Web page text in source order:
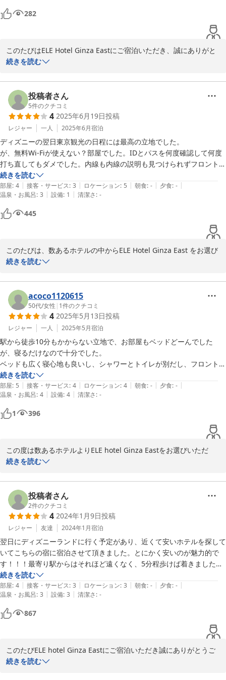
運営責任者
ＥＬＥ ｈｏｔｅｌ Ｇｉｎｚａ Ｅａｓｔ
282
このたびはELE Hotel Ginza Eastにご宿泊いただき、誠にありがと
うございます。
礼申し上げます。
この度は、お部屋からカビの匂いがするとのことで、お客様に大変
ご不快な思いをおかけしましたこと、心よりお詫び申し上げます。
お客様からいただきました指摘を清掃スタッフに共有いたし早急に
全客室の清掃および換気状況を再点検し、改善して参ります。
引き続き当館をご愛顧賜りますようお願い申し上げます。
ELE Hotel Ginza East
2025-08-28
続きを読む
投稿者さん
5件のクチコミ
4 2025年6月19日投稿
レジャー 一人 2025年6月宿泊
ディズニーの翌日東京観光の日程には最高の立地でした。
が、無料Wi-Fiが使えない？部屋でした。IDとパスを何度確認して何度
打ち直してもダメでした。内線も内線の説明も見つけられずフロントま
で戻る体力もなく、そのまま寝ました…
続きを読む
部屋: 4 | 接客・サービス: 3 | ロケーション: 5 | 朝食: - | 夕食: - |
温泉・お風呂: 3 | 設備: 1 | 清潔さ: -
445
このたびは、数あるホテルの中からELE Hotel Ginza East をお選び
いただき、誠にありがとうございます。
たこと、心よりお詫び申し上げます。
Wi-Fi接続に関するお問い合わせや、その他のお困りごとがござい
ました際には、代表電話にて承っております。また、お急ぎの場合
は、直接フロントまでお越しいただけましたら、早急に対応させて
いただきますので、ご遠慮なくお申し付けください。
引き続き当館をよろしくお願いいたします。
ELE Hotel Ginza East
運営責任者
2025-08-28
続きを読む
acoco1120615
50代/女性 | 1件のクチコミ
4 2025年5月13日投稿
レジャー 一人 2025年5月宿泊
駅から徒歩10分もかからない立地で、お部屋もベッドどーんでした
が、寝るだけなので十分でした。
ベッドも広く寝心地も良いし、シャワーとトイレが別だし、フロントで
寝巻きも借りられてあの宿泊料金なので、また利用したいと思います。
続きを読む
部屋: 5 | 接客・サービス: 4 | ロケーション: 4 | 朝食: - | 夕食: - |
温泉・お風呂: 4 | 設備: 4 | 清潔さ: -
1 396
この度は数あるホテルよりELE hotel Ginza Eastをお選びいただ
き、誠にありがとうございます。
「また利用したいと思います」とご投稿いただき嬉しい限りです。
これから宿泊を検討しているお客様宛にコマーシャルとなりまし
た。
皆様がぜひ参考にしていただけるかと思います。
次回お越しの際にも万全な体制でお出迎えできることをお約束いた
します。
またのご宿泊をスタッフ一同心よりお待ちしております。
ELE hotel Ginza East
運営責任者
2025-05-14
続きを読む
投稿者さん
2件のクチコミ
4 2024年1月9日投稿
レジャー 友達 2024年1月宿泊
翌日にディズニーランドに行く予定があり、近くて安いホテルを探して
いてこちらの宿に宿泊させて頂きました。とにかく安いのが魅力的で
す！！！最寄り駅からはそれほど遠くなく、5分程歩けば着きました。
ディズニーにも30分あれば余裕で着くことが出来ました。チェックイ
ンは受付の外国の方にして頂きましたが、急なチェックイン時間の変更
(電話しました)にも快く対応して頂き有難かったです。チェックアウト
もカードキーを箱に入れる形なのですぐ済ませられて良かったです。
お部屋は写真通り広くはないですが、綺麗にされており、広さにこだわ
りはなかったので全く問題なく宿泊できました。浴槽無しシャワーのみ
でしたが、トイレは別になっていたのが良かったです。座りながらメイ
クが出来るようなセットになっている鏡とテーブルと椅子は無いので、
洗面台の鏡を立って使用しながらメイクするか、手持ちの鏡で机に物を
続きを読む
部屋: 4 | 接客・サービス: 3 | ロケーション: 3 | 朝食: - | 夕食: - |
温泉・お風呂: 3 | 設備: 3 | 清潔さ: -
867
このたびELE hotel Ginza Eastにご宿泊いただき誠にありがとうご
ざいます。
続きを読む